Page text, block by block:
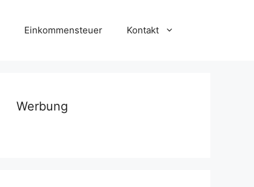
Einkommensteuer Kontakt
Werbung